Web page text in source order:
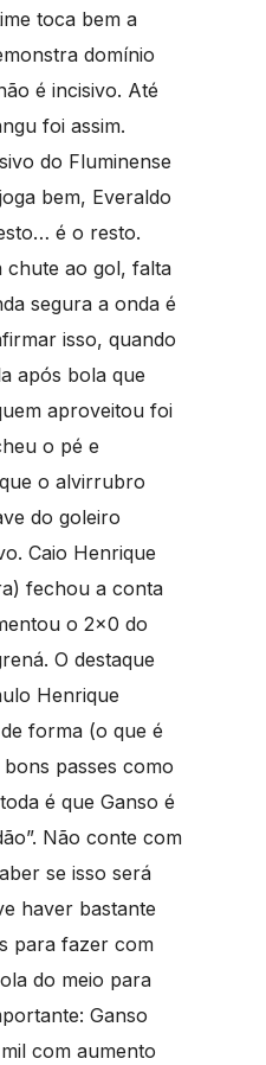
toca bem a
domínio
é incisivo. Até
foi assim.
do Fluminense
bem, Everaldo
é o resto.
chute ao gol, falta
segura a onda é
isso, quando
após bola que
aproveitou foi
o pé e
o alvirrubro
do goleiro
Caio Henrique
fechou a conta
o 2×0 do
O destaque
Henrique
forma (o que é
passes como
é que Ganso é
Não conte com
se isso será
haver bastante
para fazer com
do meio para
Ganso
com aumento